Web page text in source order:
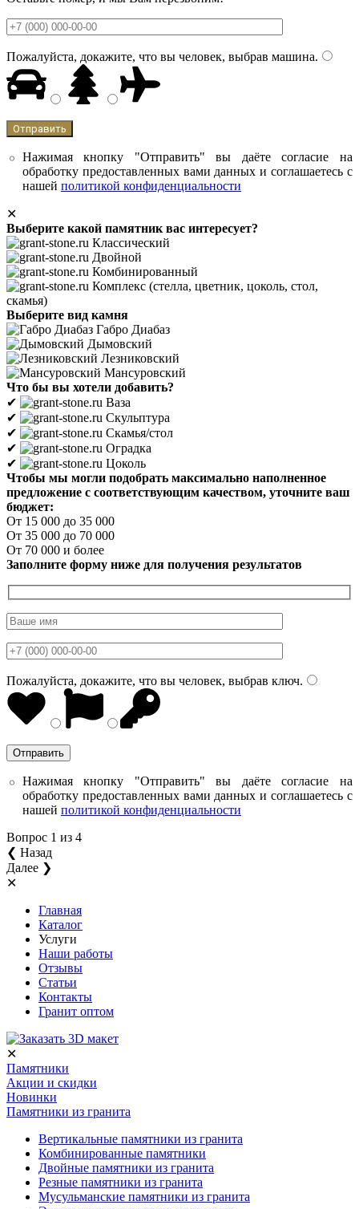
Пожалуйста, докажите, что вы человек, выбрав машина.
Нажимая кнопку "Отправить" вы даёте согласие на
обработку предоставленных вами данных и соглашаетесь с
нашей политикой конфиденциальности
✕
Выберите какой памятник вас интересует?
Классический
Двойной
Комбинированный
Комплекс (стелла, цветник, цоколь, стол,
скамья)
Выберите вид камня
Габро Диабаз
Дымовский
Лезниковский
Мансуровский
Что бы вы хотели добавить?
✔
Ваза
✔
Скульптура
✔
Скамья/стол
✔
Оградка
✔
Цоколь
Чтобы мы могли подобрать максимально наполненное
предложение с соответствующим качеством, уточните ваш
бюджет:
От 15 000 до 35 000
От 35 000 до 70 000
От 70 000 и более
Заполните форму ниже для получения результатов
Пожалуйста, докажите, что вы человек, выбрав ключ.
Нажимая кнопку "Отправить" вы даёте согласие на
обработку предоставленных вами данных и соглашаетесь с
нашей политикой конфиденциальности
Вопрос 1 из 4
❮ Назад
Далее ❯
✕
Главная
Каталог
Услуги
Наши работы
Отзывы
Статьи
Контакты
Гранит оптом
✕
Памятники
Акции и скидки
Новинки
Памятники из гранита
Вертикальные памятники из гранита
Комбинированные памятники
Двойные памятники из гранита
Резные памятники из гранита
Мусульманские памятники из гранита